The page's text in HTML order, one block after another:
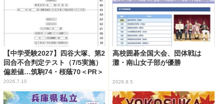
【中学受験2027】四谷大塚、第2
回合不合判定テスト（7/5実施）
偏差値…筑駒74・桜蔭70＜PR＞
2026.7.10
高校囲碁全国大会、団体戦は
灘・南山女子部が優勝
2026.8.5